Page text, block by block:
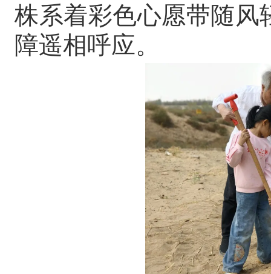
株系着彩色心愿带随风
障遥相呼应。